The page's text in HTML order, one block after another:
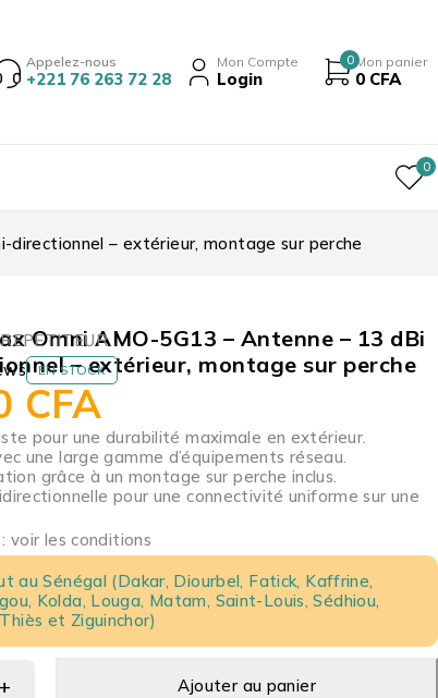
Appelez-nous
+221 76 263 72 28
Mon Compte
Login
0 Mon panier
0 CFA
0
directionnel – extérieur, montage sur perche
Omni AMO-5G13 – Antenne – 13 dBi
– extérieur, montage sur perche
EN STOCK
CFA
pour une durabilité maximale en extérieur.
une large gamme d’équipements réseau.
grâce à un montage sur perche inclus.
pour une connectivité uniforme sur une
voir les conditions
au Sénégal (Dakar, Diourbel, Fatick, Kaffrine,
Kolda, Louga, Matam, Saint-Louis, Sédhiou,
et Ziguinchor)
Ajouter au panier